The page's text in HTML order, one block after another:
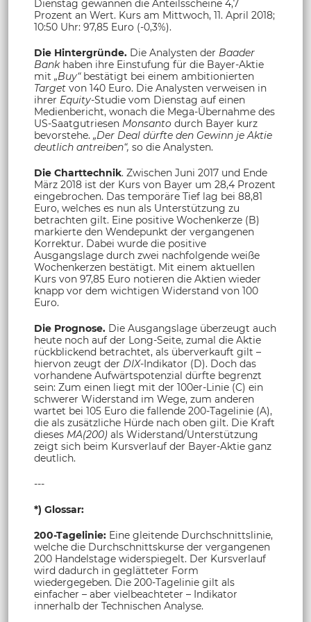
Dienstag gewannen die Anteilsscheine 4,7
Prozent an Wert. Kurs am Mittwoch, 11. April 2018;
10:50 Uhr: 97,85 Euro (-0,3%).
Die Hintergründe. Die Analysten der Baader
Bank haben ihre Einstufung für die Bayer-Aktie
mit „Buy“bestätigt bei einem ambitionierten
Target von 140 Euro. Die Analysten verweisen in
ihrer Equity-Studie vom Dienstag auf einen
Medienbericht, wonach die Mega-Übernahme des
US-Saatgutriesen Monsanto durch Bayer kurz
bevorstehe. „Der Deal dürfte den Gewinn je Aktie
deutlich antreiben“, so die Analysten.
Die Charttechnik. Zwischen Juni 2017 und Ende
März 2018 ist der Kurs von Bayer um 28,4 Prozent
eingebrochen. Das temporäre Tief lag bei 88,81
Euro, welches es nun als Unterstützung zu
betrachten gilt. Eine positive Wochenkerze (B)
markierte den Wendepunkt der vergangenen
Korrektur. Dabei wurde die positive
Ausgangslage durch zwei nachfolgende weiße
Wochenkerzen bestätigt. Mit einem aktuellen
Kurs von 97,85 Euro notieren die Aktien wieder
knapp vor dem wichtigen Widerstand von 100
Euro.
Die Prognose. Die Ausgangslage überzeugt auch
heute noch auf der Long-Seite, zumal die Aktie
rückblickend betrachtet, als überverkauft gilt –
hiervon zeugt der DIX-Indikator (D). Doch das
vorhandene Aufwärtspotenzial dürfte begrenzt
sein: Zum einen liegt mit der 100er-Linie (C) ein
schwerer Widerstand im Wege, zum anderen
wartet bei 105 Euro die fallende 200-Tagelinie (A),
die als zusätzliche Hürde nach oben gilt. Die Kraft
dieses MA(200) als Widerstand/Unterstützung
zeigt sich beim Kursverlauf der Bayer-Aktie ganz
deutlich.
---
*) Glossar:
200-Tagelinie: Eine gleitende Durchschnittslinie,
welche die Durchschnittskurse der vergangenen
200 Handelstage widerspiegelt. Der Kursverlauf
wird dadurch in geglätteter Form
wiedergegeben. Die 200-Tagelinie gilt als
einfacher – aber vielbeachteter – Indikator
innerhalb der Technischen Analyse.